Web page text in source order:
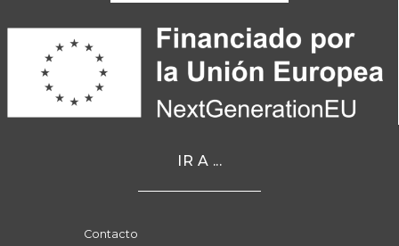
IR A ...
Contacto